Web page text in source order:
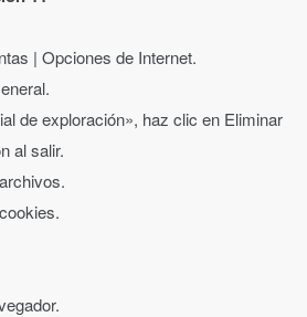
| Opciones de Internet.
de exploración», haz clic en Eliminar
al salir.